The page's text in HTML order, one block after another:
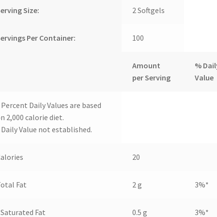
Size: 2 Softgels
Per Container: 100
Amount
per Serving
%
Value
Daily Values are based
2,000 calorie diet.
Daily Value not established.
20
Fat 2 g 3%*
Saturated Fat 0.5 g 3%*